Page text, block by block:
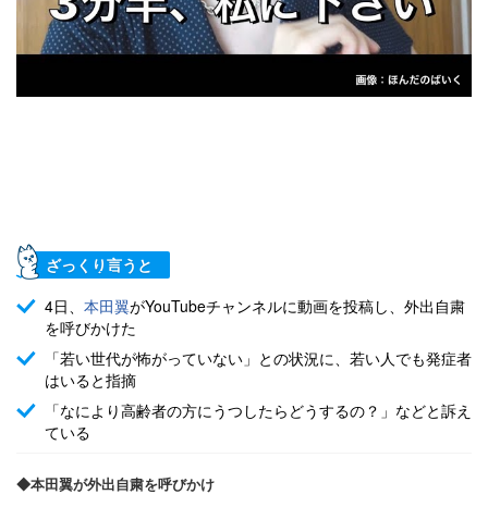
ざっくり言うと
4日、 本田翼がYouTubeチャンネルに動画を投稿し、外出自粛
を呼びかけた
「若い世代が怖がっていない」との状況に、若い人でも発症者
はいると指摘
「なにより高齢者の方にうつしたらどうするの？」などと訴え
ている
◆本田翼が外出自粛を呼びかけ